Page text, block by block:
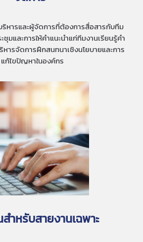
หารและผู้จัดการที่ต้องการสื่อสารกับทีม
มและการให้คำแนะนำแก่ทีมงานเรียนรู้คำ
ารจัดการฝึกสนทนาเชิงนโยบายและการ
แก้ไขปัญหาในองค์กร
ำหรับสายงานเฉพาะ